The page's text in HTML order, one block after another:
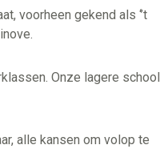
voorheen gekend als ‘’t
Onze lagere school
alle kansen om volop te